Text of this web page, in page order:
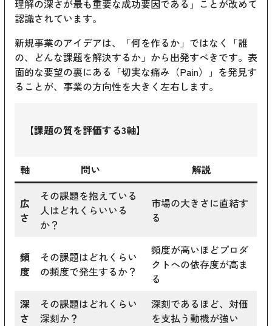
理解の深さが最も重要な成功要因である」ことが改めて
認識されています。
新規事業のアイデアは、「何を作るか」ではなく「誰
の、どんな課題を解決するか」から出発すべきです。表
面的な要望の裏にある「切実な痛み（Pain）」を発見す
ることが、事業の方向性を大きく左右します。
【課題の質を評価する3軸】
軸 問い 解説
広
さ
その課題を抱えている
人はどれくらいいる
か？
市場の大きさに直結す
る
頻
度
その課題はどれくらい
の頻度で発生するか？
頻度が高いほどプロダ
クトへの依存度が高ま
る
深
さ
その課題はどれくらい
深刻か？
深刻であるほど、対価
を支払う動機が強い